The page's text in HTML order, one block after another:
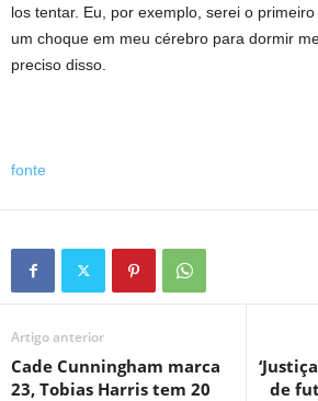
los tentar. Eu, por exemplo, serei o
um choque em meu cérebro para dormir
preciso disso.
fonte
Artigo anterior
Cade Cunningham marca
23, Tobias Harris tem 20
de